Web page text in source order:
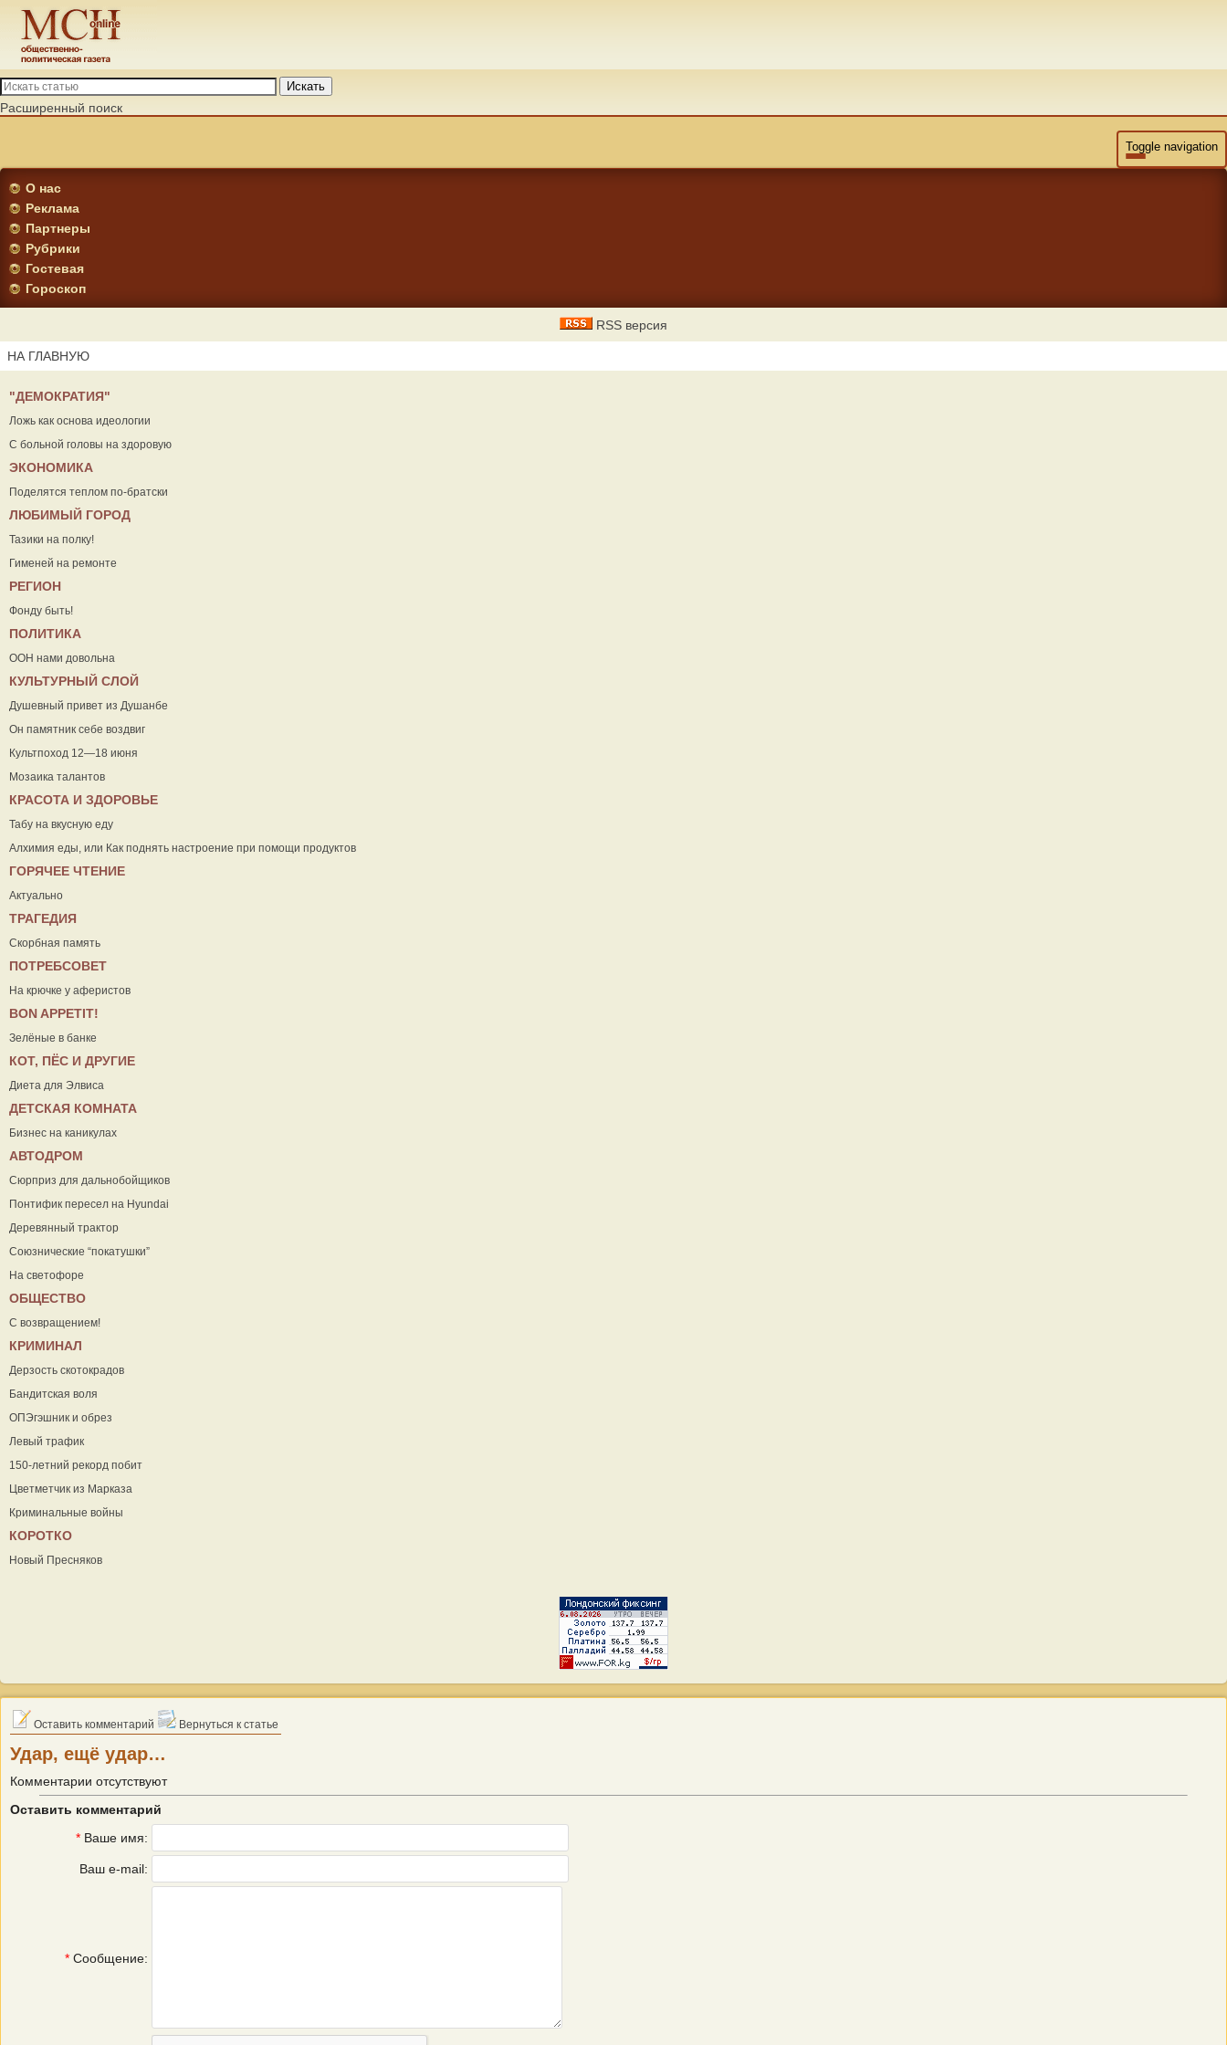
Искать
Расширенный поиск
Toggle navigation
О нас
Реклама
Партнеры
Рубрики
Гостевая
Гороскоп
RSS версия
НА ГЛАВНУЮ
"ДЕМОКРАТИЯ"
Ложь как основа идеологии
С больной головы на здоровую
ЭКОНОМИКА
Поделятся теплом по-братски
ЛЮБИМЫЙ ГОРОД
Тазики на полку!
Гименей на ремонте
РЕГИОН
Фонду быть!
ПОЛИТИКА
ООН нами довольна
КУЛЬТУРНЫЙ СЛОЙ
Душевный привет из Душанбе
Он памятник себе воздвиг
Культпоход 12—18 июня
Мозаика талантов
КРАСОТА И ЗДОРОВЬЕ
Табу на вкусную еду
Алхимия еды, или Как поднять настроение при помощи продуктов
ГОРЯЧЕЕ ЧТЕНИЕ
Актуально
ТРАГЕДИЯ
Скорбная память
ПОТРЕБСОВЕТ
На крючке у аферистов
ВON APPETIT!
Зелёные в банке
КОТ, ПЁС И ДРУГИЕ
Диета для Элвиса
ДЕТСКАЯ КОМНАТА
Бизнес на каникулах
АВТОДРОМ
Сюрприз для дальнобойщиков
Понтифик пересел на Hyundai
Деревянный трактор
Союзнические “покатушки”
На светофоре
ОБЩЕСТВО
С возвращением!
КРИМИНАЛ
Дерзость скотокрадов
Бандитская воля
ОПЭгэшник и обрез
Левый трафик
150-летний рекорд побит
Цветметчик из Марказа
Криминальные войны
КОРОТКО
Новый Пресняков
Оставить комментарий Вернуться к статье
Удар, ещё удар…
Комментарии отсутствуют
Оставить комментарий
* Ваше имя:
Ваш e-mail:
* Сообщение: